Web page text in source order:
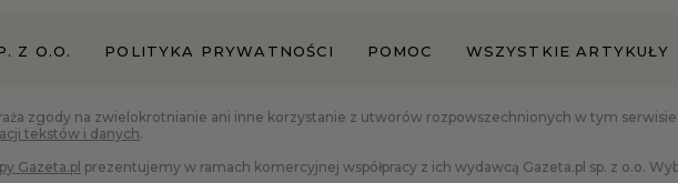
Z O.O. POLITYKA PRYWATNOŚCI POMOC WSZYSTKIE ARTYKUŁY
zgody na zwielokrotnianie ani inne korzystanie z utworów rozpowszechnionych w tym
tekstów i danych.
Gazeta.pl prezentujemy w ramach komercyjnej współpracy z ich wydawcą Gazeta.pl sp. z o.o.